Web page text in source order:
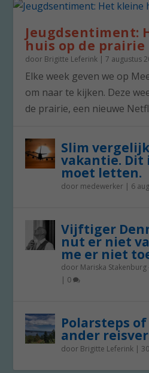
Jeugdsentiment:
huis op de prairie
door Brigitte Leferink |7 augustus
Elke week geven we op
om naar te kijken. Deze
de prairie, een nieuwe
Slim
vakantie. Dit
moet letten.
door medewerker | 6
Vijftiger
nut er niet
me er niet
door Mariska Stakenburg
| 0
Polarsteps
ander
door Brigitte Leferink |